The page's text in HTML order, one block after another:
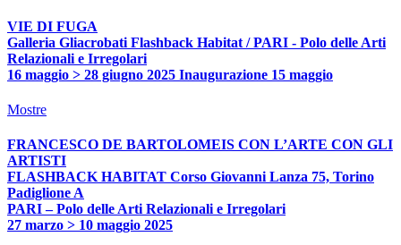
VIE DI FUGA
Galleria Gliacrobati Flashback Habitat / PARI - Polo delle Arti
Relazionali e Irregolari
16 maggio > 28 giugno 2025 Inaugurazione 15 maggio
Mostre
FRANCESCO DE BARTOLOMEIS CON L’ARTE CON GLI
ARTISTI
FLASHBACK HABITAT Corso Giovanni Lanza 75, Torino
Padiglione A
PARI – Polo delle Arti Relazionali e Irregolari
27 marzo > 10 maggio 2025